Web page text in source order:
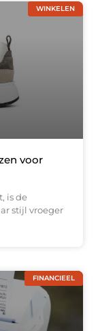
WINKELEN
voor
is de
stijl vroeger
FINANCIEEL